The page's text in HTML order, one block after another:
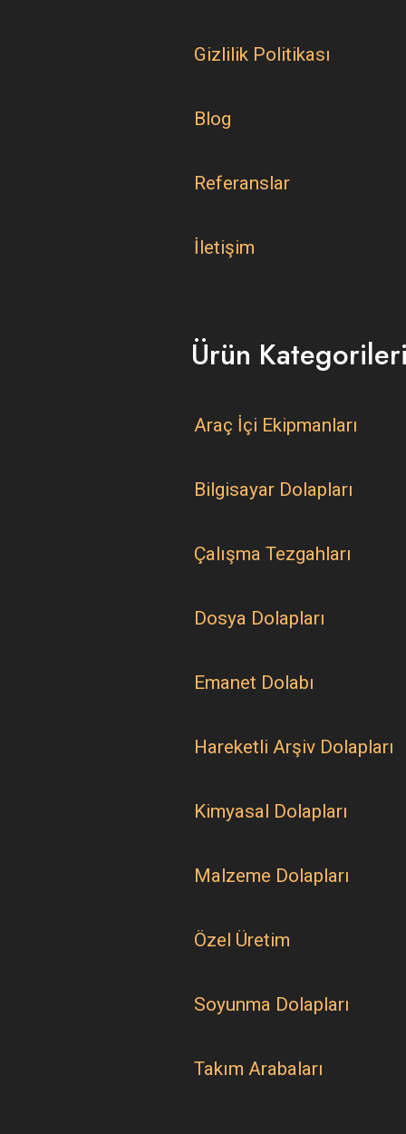
Gizlilik Politikası
Blog
Referanslar
İletişim
Ürün
Araç İçi Ekipmanları
Bilgisayar Dolapları
Çalışma Tezgahları
Dosya Dolapları
Emanet Dolabı
Hareketli Arşiv Dolapları
Kimyasal Dolapları
Malzeme Dolapları
Özel Üretim
Soyunma Dolapları
Takım Arabaları